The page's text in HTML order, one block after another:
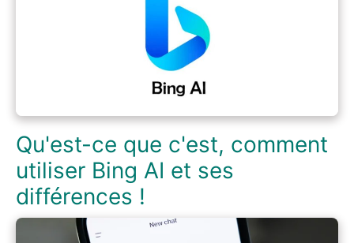
Qu'est-ce que c'est, comment
utiliser Bing AI et ses
différences !